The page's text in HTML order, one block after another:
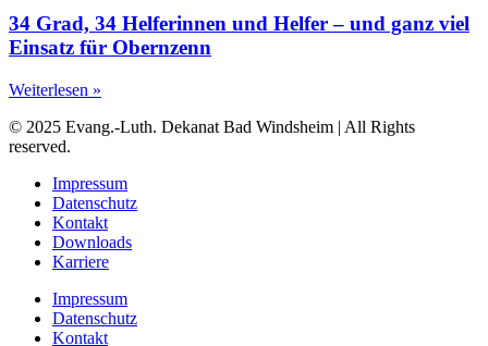
34 Grad, 34 Helferinnen und Helfer – und ganz viel
Einsatz für Obernzenn
Weiterlesen »
© 2025 Evang.-Luth. Dekanat Bad Windsheim | All Rights
reserved.
Impressum
Datenschutz
Kontakt
Downloads
Karriere
Impressum
Datenschutz
Kontakt